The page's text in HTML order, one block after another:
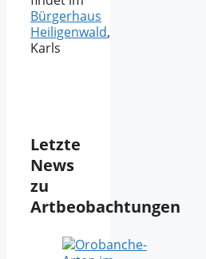
Bürgerhaus
Heiligenwald,
Karls
Letzte
News
zu
Artbeobachtungen